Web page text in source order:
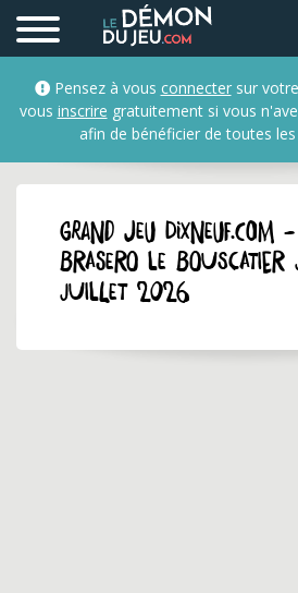
Pensez à vous connectersur
vous inscrire gratuitement si vous
afin de bénéficier de toutes
GRAND JEU dixneuf.com
brasero Le Bouscatier
juillet 2026